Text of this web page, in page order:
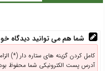
شما هم می توانید دیدگاه
کامل کردن گزینه های ستاره دار (*)
آدرس پست الکترونیکی شما محفوظ